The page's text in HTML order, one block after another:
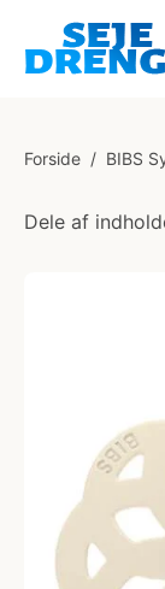
Forside / BIBS
Dele af